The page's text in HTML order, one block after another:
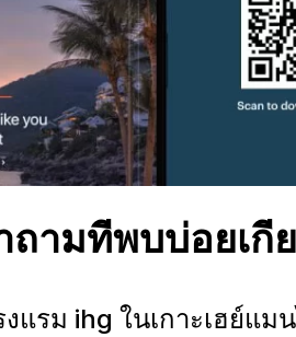
ถามที่พบบ่อยเกี่
แรม ihg ในเกาะเฮย์แม